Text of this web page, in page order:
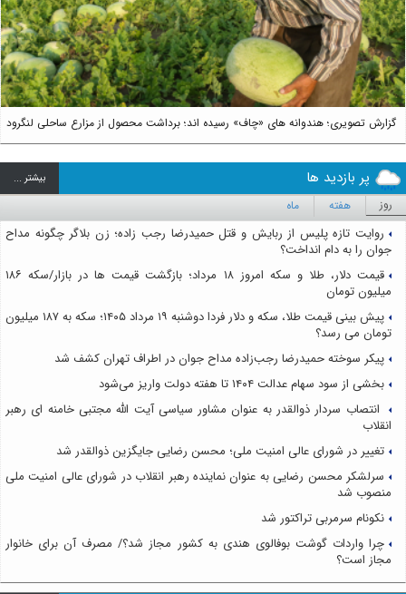
گزارش تصویری؛ هندوانه های «چاف» رسیده اند؛ برداشت محصول از مزارع ساحلی لنگرود
پر بازدید ها بيشتر ...
روز هفته ماه
روایت تازه پلیس از ربایش و قتل حمیدرضا رجب زاده؛ زن بلاگر چگونه مداح
جوان را به دام انداخت؟
قیمت دلار، طلا و سکه امروز ۱۸ مرداد؛ بازگشت قیمت ها در بازار/سکه ۱۸۶
میلیون تومان
پیش بینی قیمت طلا، سکه و دلار فردا دوشنبه ۱۹ مرداد ۱۴۰۵؛ سکه به ۱۸۷ میلیون
تومان می رسد؟
پیکر سوخته حمیدرضا رجب‌زاده مداح جوان در اطراف تهران کشف شد
بخشی از سود سهام عدالت ۱۴۰۴ تا هفته دولت واریز می‌شود
انتصاب سردار ذوالقدر به عنوان مشاور سیاسی آیت الله مجتبی خامنه ای رهبر
انقلاب
تغییر در شورای عالی امنیت ملی؛ محسن رضایی جایگزین ذوالقدر شد
سرلشکر محسن رضایی به عنوان نماینده رهبر انقلاب در شورای عالی امنیت ملی
منصوب شد
نکونام سرمربی تراکتور شد
چرا واردات گوشت بوفالوی هندی به کشور مجاز شد؟/ مصرف آن برای خانوار
مجاز است؟